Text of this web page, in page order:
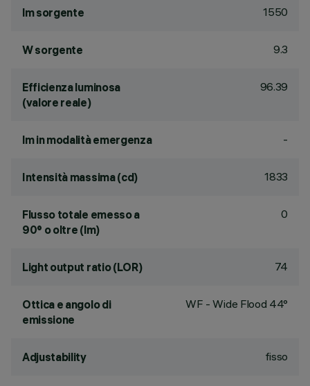
lm sorgente 1550
W sorgente 9.3
Efficienza luminosa
(valore reale)
96.39
lm in modalità emergenza -
Intensità massima (cd) 1833
Flusso totale emesso a
90° o oltre (lm)
0
Light output ratio (LOR) 74
Ottica e angolo di
emissione
WF - Wide Flood 44°
Adjustability fisso